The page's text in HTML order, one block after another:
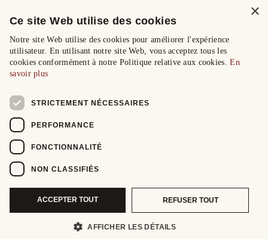
×
Ce site Web utilise des cookies
Notre site Web utilise des cookies pour améliorer l'expérience
utilisateur. En utilisant notre site Web, vous acceptez tous les
cookies conformément à notre Politique relative aux cookies.En
savoir plus
STRICTEMENT NÉCESSAIRES
PERFORMANCE
FONCTIONNALITÉ
NON CLASSIFIÉS
ACCEPTER TOUT REFUSER TOUT
AFFICHER LES DÉTAILS